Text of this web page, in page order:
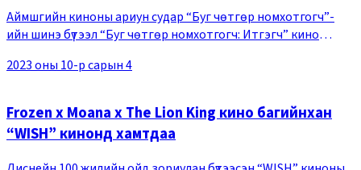
Аймшгийн киноны ариун судар “Буг чөтгөр номхотгогч”-
ийн шинэ бүтээл “Буг чөтгөр номхотгогч: Итгэгч” кино
бүтээдгээрээ алдартай Блумхаус компани бү
2023 оны 10-р сарын 4
Frozen x Moana x The Lion King кино багийнхан
“WISH” кинонд хамтдаа